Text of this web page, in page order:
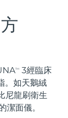
TM
3經臨床
。如天鵝絨
尼龍刷衛生
潔面儀。
期
期 08/08/2026
日期14/08/2026
日期11/08/2026